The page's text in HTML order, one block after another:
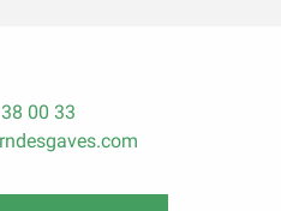
00 33